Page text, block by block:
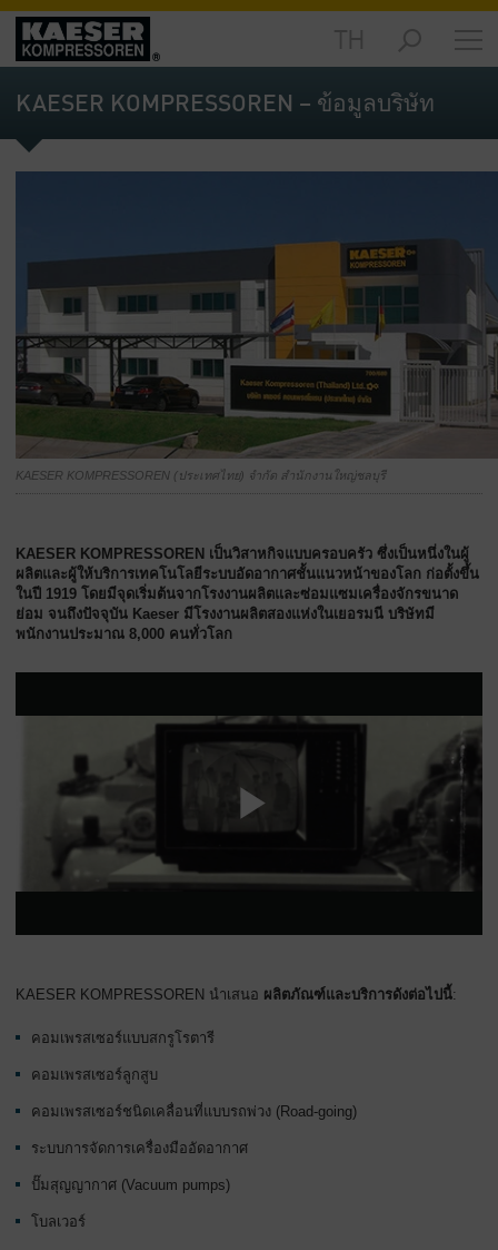
ผลิตภัณฑ์
-
ข้อมูล
ทั่วไป
บริการ
-
ข้อมูล
ทั่วไป
บริษัท
-
ข้อมูล
KAESER KOMPRESSOREN – ข้อมูลบริษัท
KAESER KOMPRESSOREN (ประเทศไทย) จำกัด สำนักงานใหญ่ชลบุรี
KAESER KOMPRESSOREN เป็นวิสาหกิจแบบครอบครัว ซึ่งเป็นหนึ่งในผู้
ผลิตและผู้ให้บริการเทคโนโลยีระบบอัดอากาศชั้นแนวหน้าของโลก ก่อตั้งขึ้น
ในปี 1919 โดยมีจุดเริ่มต้นจากโรงงานผลิตและซ่อมแซมเครื่องจักรขนาด
ย่อม จนถึงปัจจุบัน Kaeser มีโรงงานผลิตสองแห่งในเยอรมนี บริษัทมี
พนักงานประมาณ 8,000 คนทั่วโลก
KAESER KOMPRESSOREN นำเสนอ ผลิตภัณฑ์และบริการดังต่อไปนี้:
คอมเพรสเซอร์แบบสกรูโรตารี
คอมเพรสเซอร์ลูกสูบ
คอมเพรสเซอร์ชนิดเคลื่อนที่แบบรถพ่วง (Road-going)
ระบบการจัดการเครื่องมืออัดอากาศ
ปั๊มสุญญากาศ (Vacuum pumps)
โบลเวอร์